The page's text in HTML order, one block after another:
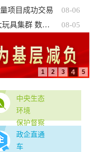
项目成功交易
08-06
庄悦群赴澄海区调研:工商并举壮大玩具集群 数贸融合贯通内外市场
08-05
中央生态
环境
保护督察
在广东
政企直通
车